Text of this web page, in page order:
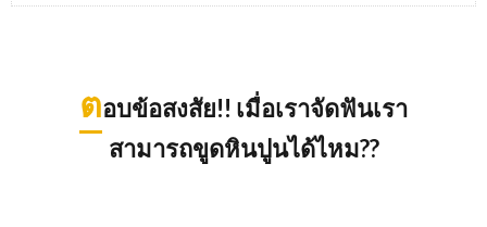
ตอบข้อสงสัย!! เมื่อเราจัดฟันเรา
สามารถขูดหินปูนได้ไหม??